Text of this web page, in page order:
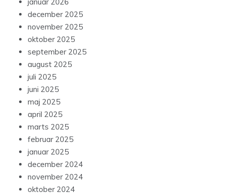
december 2025
november 2025
oktober 2025
september 2025
august 2025
juli 2025
juni 2025
maj 2025
april 2025
marts 2025
februar 2025
januar 2025
december 2024
november 2024
oktober 2024